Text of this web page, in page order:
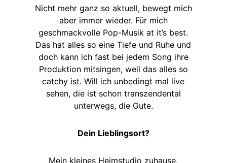
Nicht mehr ganz so aktuell, bewegt mich
aber immer wieder. Für mich
geschmackvolle Pop-Musik at it’s best.
Das hat alles so eine Tiefe und Ruhe und
doch kann ich fast bei jedem Song ihre
Produktion mitsingen, weil das alles so
catchy ist. Will ich unbedingt mal live
sehen, die ist schon transzendental
unterwegs, die Gute.
Dein Lieblingsort?
Mein kleines Heimstudio zuhause.